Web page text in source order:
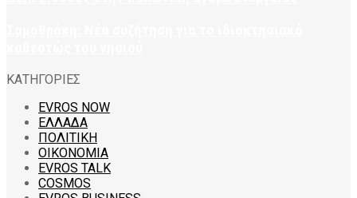
ΚΑΤΗΓΟΡΙΕΣ
EVROS NOW
ΕΛΛΑΔΑ
ΠΟΛΙΤΙΚΗ
ΟΙΚΟΝΟΜΙΑ
EVROS TALK
COSMOS